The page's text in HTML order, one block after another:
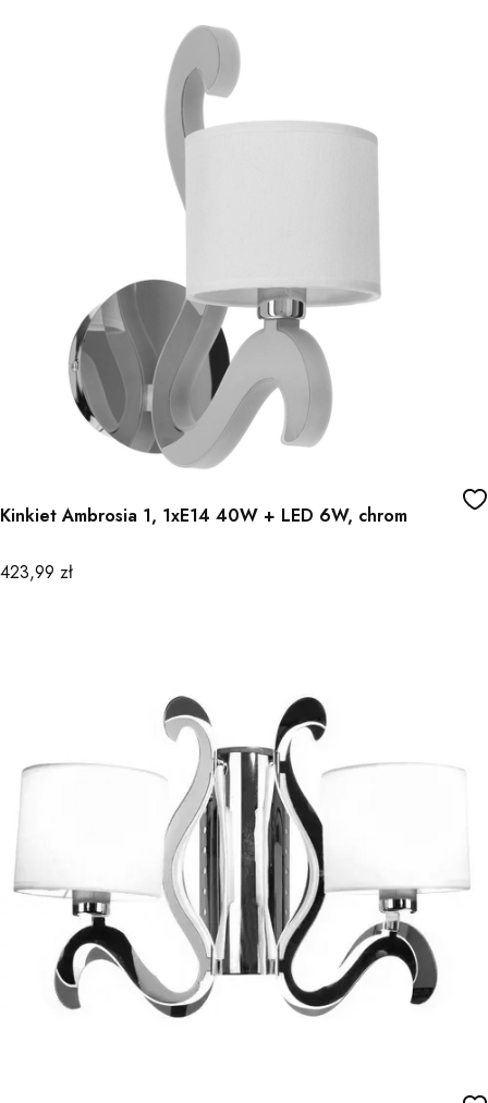
Kinkiet Ambrosia 1, 1xE14 40W + LED 6W, chrom
Cena
423,99 zł